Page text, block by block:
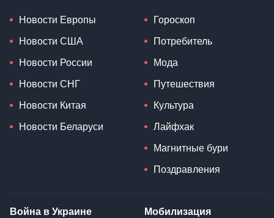
Новости Европы
Новости США
Новости России
Новости СНГ
Новости Китая
Новости Беларуси
Гороскоп
Потребитель
Мода
Путешествия
Культура
Лайфхак
Магнитные бури
Поздравления
Война в Украине Мобилизация